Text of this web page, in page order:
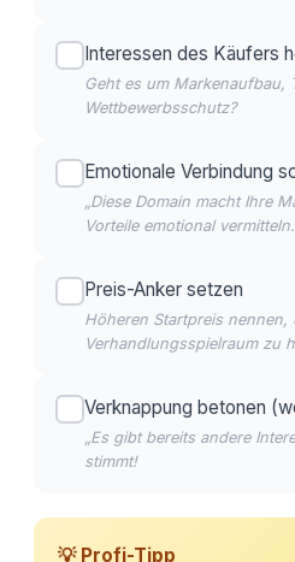
Interessen des Käufers
Geht es um Markenaufbau,
Wettbewerbsschutz?
Emotionale Verbindung
„Diese Domain macht Ihre
Vorteile emotional vermitteln.
Preis-Anker setzen
Höheren Startpreis nennen,
Verhandlungsspielraum zu
Verknappung betonen
„Es gibt bereits andere
stimmt!
💡 Profi-Tipp